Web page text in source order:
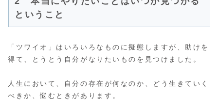
ということ
「ツワイオ」はいろいろなものに擬態しますが、助けを
得て、とうとう自分がなりたいものを見つけました。
人生において、自分の存在が何なのか、どう生きていく
べきか、悩むときがあります。